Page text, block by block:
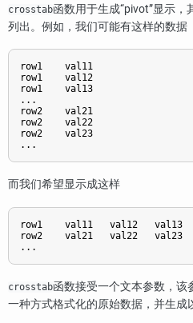
crosstab函数用于生成“pivot”显示，
列出。例如，我们可能有这样的数据
row1    val11
row1    val12
row1    val13
...
row2    val21
row2    val22
row2    val23
而我们希望显示成这样
row1    val11   val12
row2    val21   val22
crosstab函数接受一个文本参数，该
一种方式格式化的原始数据，并生成